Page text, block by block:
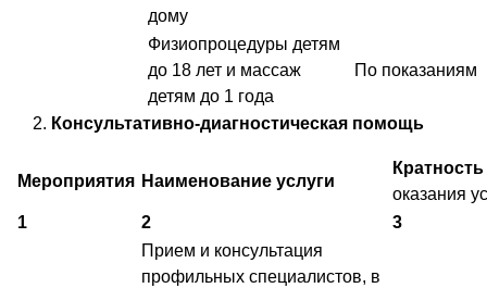
дому
Физиопроцедуры детям
до 18 лет и массаж
детям до 1 года
По показаниям
Консультативно-диагностическая помощь
Мероприятия Наименование услуги
Кратность
оказания
1
2 3
Прием и консультация
профильных специалистов, в